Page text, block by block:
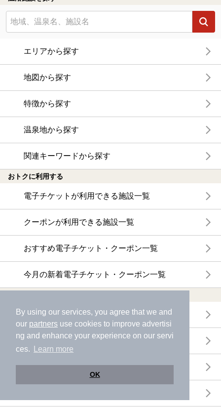
By using our services, you agree that we and
our partners use cookies to improve advertisi
ng and enhance your experience on our servi
ces.
Learn more
OK
エリアから探す
地図から探す
特徴から探す
温泉地から探す
関連キーワードから探す
おトクに利用する
電子チケットが利用できる施設一覧
クーポンが利用できる施設一覧
おすすめ電子チケット・クーポン一覧
今月の新着電子チケット・クーポン一覧
ニフティ温泉ニュース
体験レポート
口コミを見る